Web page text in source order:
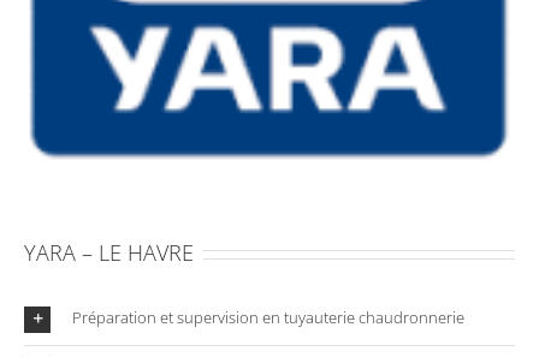
YARA – LE HAVRE
Préparation et supervision en tuyauterie chaudronnerie